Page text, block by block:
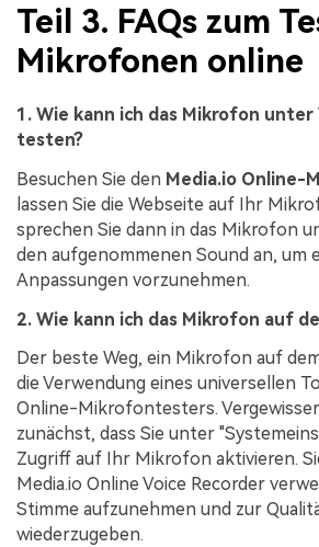
Teil 3. FAQs zum
Mikrofonen online
1. Wie kann ich das Mikrofon unter
testen?
Besuchen Sie den Media.io Online-
lassen Sie die Webseite auf Ihr
sprechen Sie dann in das Mikrofon
den aufgenommenen Sound an, um
Anpassungen vorzunehmen.
2. Wie kann ich das Mikrofon auf
Der beste Weg, ein Mikrofon auf
die Verwendung eines universellen
Online-Mikrofontesters.
zunächst, dass Sie unter
Zugriff auf Ihr Mikrofon aktivieren.
Media.io Online Voice Recorder
Stimme aufzunehmen und zur
wiederzugeben.